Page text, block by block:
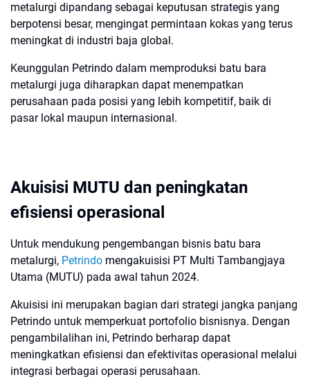
metalurgi dipandang sebagai keputusan strategis yang
berpotensi besar, mengingat permintaan kokas yang terus
meningkat di industri baja global.
Keunggulan Petrindo dalam memproduksi batu bara
metalurgi juga diharapkan dapat menempatkan
perusahaan pada posisi yang lebih kompetitif, baik di
pasar lokal maupun internasional.
Akuisisi MUTU dan peningkatan
efisiensi operasional
Untuk mendukung pengembangan bisnis batu bara
metalurgi, Petrindo mengakuisisi PT Multi Tambangjaya
Utama (MUTU) pada awal tahun 2024.
Akuisisi ini merupakan bagian dari strategi jangka panjang
Petrindo untuk memperkuat portofolio bisnisnya. Dengan
pengambilalihan ini, Petrindo berharap dapat
meningkatkan efisiensi dan efektivitas operasional melalui
integrasi berbagai operasi perusahaan.